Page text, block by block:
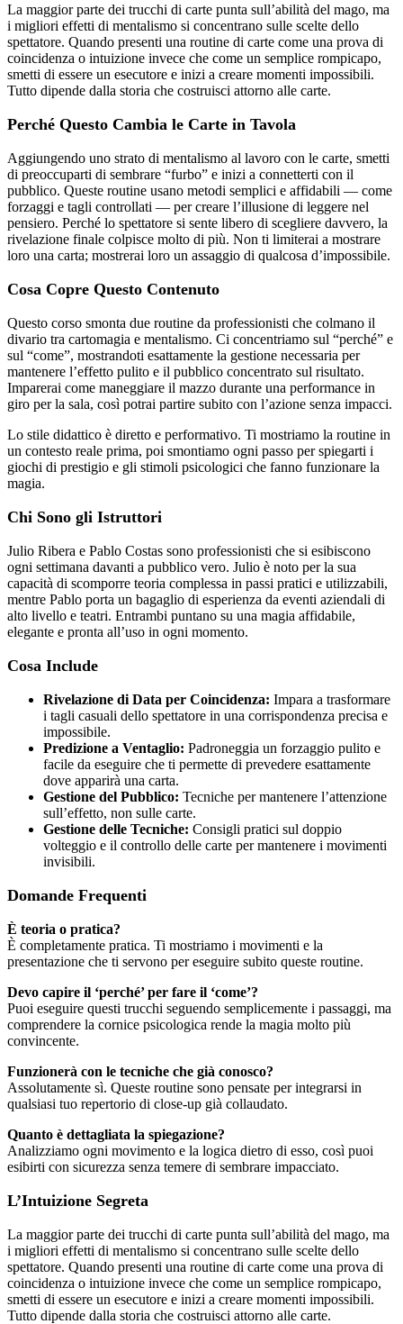
La maggior parte dei trucchi di carte punta sull’abilità del mago, ma
i migliori effetti di mentalismo si concentrano sulle scelte dello
spettatore. Quando presenti una routine di carte come una prova di
coincidenza o intuizione invece che come un semplice rompicapo,
smetti di essere un esecutore e inizi a creare momenti impossibili.
Tutto dipende dalla storia che costruisci attorno alle carte.
Perché Questo Cambia le Carte in Tavola
Aggiungendo uno strato di mentalismo al lavoro con le carte, smetti
di preoccuparti di sembrare “furbo” e inizi a connetterti con il
pubblico. Queste routine usano metodi semplici e affidabili — come
forzaggi e tagli controllati — per creare l’illusione di leggere nel
pensiero. Perché lo spettatore si sente libero di scegliere davvero, la
rivelazione finale colpisce molto di più. Non ti limiterai a mostrare
loro una carta; mostrerai loro un assaggio di qualcosa d’impossibile.
Cosa Copre Questo Contenuto
Questo corso smonta due routine da professionisti che colmano il
divario tra cartomagia e mentalismo. Ci concentriamo sul “perché” e
sul “come”, mostrandoti esattamente la gestione necessaria per
mantenere l’effetto pulito e il pubblico concentrato sul risultato.
Imparerai come maneggiare il mazzo durante una performance in
giro per la sala, così potrai partire subito con l’azione senza impacci.
Lo stile didattico è diretto e performativo. Ti mostriamo la routine in
un contesto reale prima, poi smontiamo ogni passo per spiegarti i
giochi di prestigio e gli stimoli psicologici che fanno funzionare la
magia.
Chi Sono gli Istruttori
Julio Ribera e Pablo Costas sono professionisti che si esibiscono
ogni settimana davanti a pubblico vero. Julio è noto per la sua
capacità di scomporre teoria complessa in passi pratici e utilizzabili,
mentre Pablo porta un bagaglio di esperienza da eventi aziendali di
alto livello e teatri. Entrambi puntano su una magia affidabile,
elegante e pronta all’uso in ogni momento.
Cosa Include
Rivelazione di Data per Coincidenza: Impara a trasformare
i tagli casuali dello spettatore in una corrispondenza precisa e
impossibile.
Predizione a Ventaglio: Padroneggia un forzaggio pulito e
facile da eseguire che ti permette di prevedere esattamente
dove apparirà una carta.
Gestione del Pubblico: Tecniche per mantenere l’attenzione
sull’effetto, non sulle carte.
Gestione delle Tecniche: Consigli pratici sul doppio
volteggio e il controllo delle carte per mantenere i movimenti
invisibili.
Domande Frequenti
È teoria o pratica?
È completamente pratica. Ti mostriamo i movimenti e la
presentazione che ti servono per eseguire subito queste routine.
Devo capire il ‘perché’ per fare il ‘come’?
Puoi eseguire questi trucchi seguendo semplicemente i passaggi, ma
comprendere la cornice psicologica rende la magia molto più
convincente.
Funzionerà con le tecniche che già conosco?
Assolutamente sì. Queste routine sono pensate per integrarsi in
qualsiasi tuo repertorio di close-up già collaudato.
Quanto è dettagliata la spiegazione?
Analizziamo ogni movimento e la logica dietro di esso, così puoi
esibirti con sicurezza senza temere di sembrare impacciato.
L’Intuizione Segreta
La maggior parte dei trucchi di carte punta sull’abilità del mago, ma
i migliori effetti di mentalismo si concentrano sulle scelte dello
spettatore. Quando presenti una routine di carte come una prova di
coincidenza o intuizione invece che come un semplice rompicapo,
smetti di essere un esecutore e inizi a creare momenti impossibili.
Tutto dipende dalla storia che costruisci attorno alle carte.